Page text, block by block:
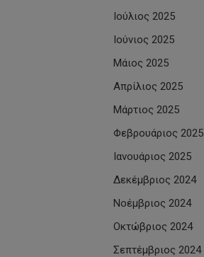
Ιούλιος 2025
Ιούνιος 2025
Μάιος 2025
Απρίλιος 2025
Μάρτιος 2025
Φεβρουάριος 2025
Ιανουάριος 2025
Δεκέμβριος 2024
Νοέμβριος 2024
Οκτώβριος 2024
Σεπτέμβριος 2024